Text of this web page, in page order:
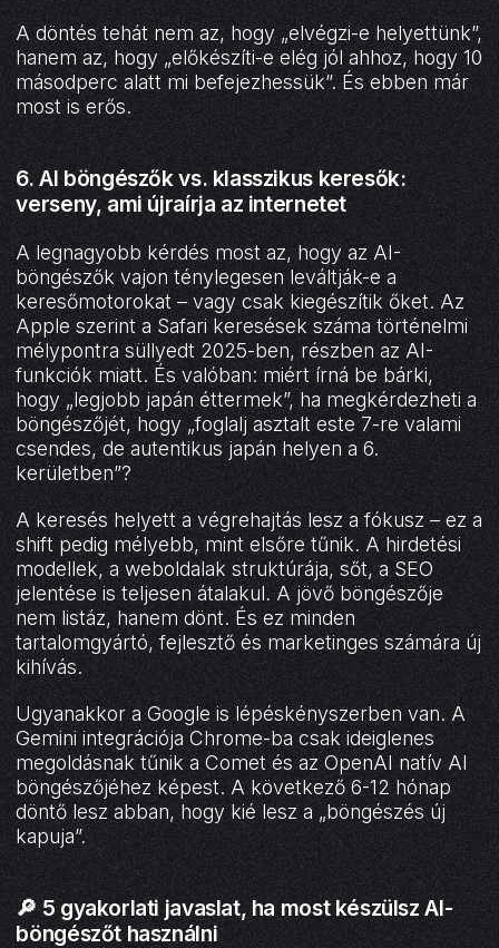
A döntés tehát nem az, hogy „elvégzi-e helyettünk”,
hanem az, hogy „előkészíti-e elég jól ahhoz, hogy 10
másodperc alatt mi befejezhessük”. És ebben már
most is erős.
6. AI böngészők vs. klasszikus keresők:
verseny, ami újraírja az internetet
A legnagyobb kérdés most az, hogy az AI-
böngészők vajon ténylegesen leváltják-e a
keresőmotorokat – vagy csak kiegészítik őket. Az
Apple szerint a Safari keresések száma történelmi
mélypontra süllyedt 2025-ben, részben az AI-
funkciók miatt. És valóban: miért írná be bárki,
hogy „legjobb japán éttermek”, ha megkérdezheti a
böngészőjét, hogy „foglalj asztalt este 7-re valami
csendes, de autentikus japán helyen a 6.
kerületben”?
A keresés helyett a végrehajtás lesz a fókusz – ez a
shift pedig mélyebb, mint elsőre tűnik. A hirdetési
modellek, a weboldalak struktúrája, sőt, a SEO
jelentése is teljesen átalakul. A jövő böngészője
nem listáz, hanem dönt. És ez minden
tartalomgyártó, fejlesztő és marketinges számára új
kihívás.
Ugyanakkor a Google is lépéskényszerben van. A
Gemini integrációja Chrome-ba csak ideiglenes
megoldásnak tűnik a Comet és az OpenAI natív AI
böngészőjéhez képest. A következő 6-12 hónap
döntő lesz abban, hogy kié lesz a „böngészés új
kapuja”.
🔎 5 gyakorlati javaslat, ha most készülsz AI-
böngészőt használni